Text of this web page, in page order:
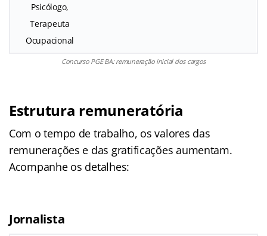
Psicólogo,
Terapeuta
Ocupacional
Concurso PGE BA: remuneração inicial dos cargos
Estrutura remuneratória
Com o tempo de trabalho, os valores das
remunerações e das gratificações aumentam.
Acompanhe os detalhes:
Jornalista